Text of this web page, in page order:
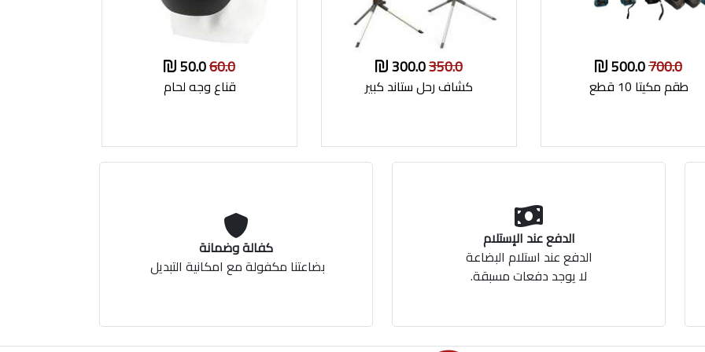
700.0
طقم مكيتا 10 قطع
350.0
كشاف رحل ستاند كبير
60.0
قناع وجه لحام
الدفع عند الإستلام
الدفع عند استلام البضاعة
لا يوجد دفعات مسبقة.
كفالة وضمانة
بضاعتنا مكفولة مع امكانية التبديل